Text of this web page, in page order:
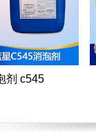
剂 c545